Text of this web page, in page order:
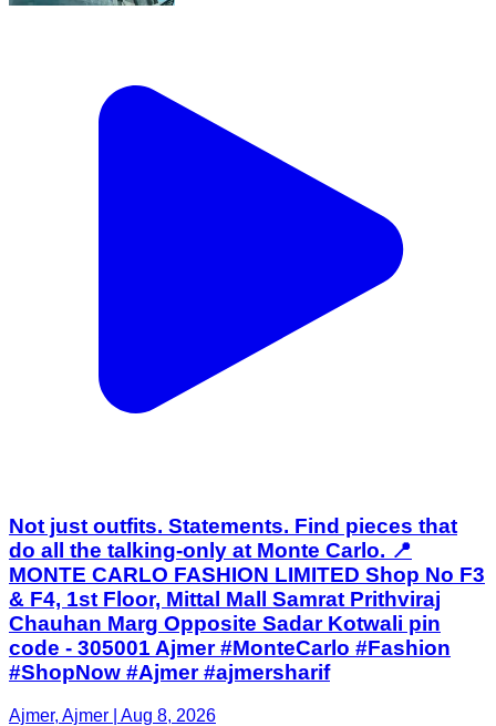
Not just outfits. Statements. Find pieces that
do all the talking-only at Monte Carlo. 📍
MONTE CARLO FASHION LIMITED Shop No F3
& F4, 1st Floor, Mittal Mall Samrat Prithviraj
Chauhan Marg Opposite Sadar Kotwali pin
code - 305001 Ajmer #MonteCarlo #Fashion
#ShopNow #Ajmer #ajmersharif
Ajmer, Ajmer | Aug 8, 2026